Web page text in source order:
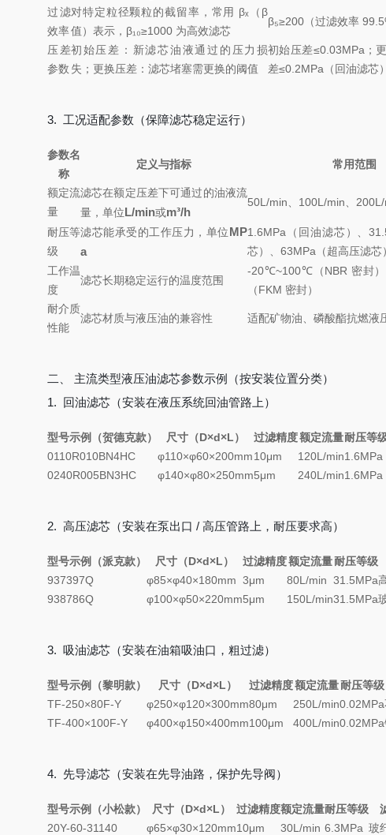
过滤
效率
对特定粒径颗粒的截留率，常用 βₓ（β
值）表示，β₁₀≥1000 为高效滤芯
β₅≥200（过滤效率
压差
参数
初始压差：新滤芯油液通过的压力损
失；更换压差：滤芯堵塞需更换的阈值
初始压差≤0.03MPa；
差≤0.2MPa（回油滤芯）
3. 工况适配参数（保障滤芯稳定运行）
参数名
称
定义与指标 常用范围
额定流
量
滤芯在额定压差下可通过的油液流
量，单位L/min或m³/h
50L/min、100L/min、200L/
耐压等
级
滤芯能承受的工作压力，单位MP
a
1.6MPa（回油滤芯）、
芯）、63MPa（超高压滤芯）
工作温
度
滤芯长期稳定运行的温度范围
-20℃~100℃（NBR 密封
（FKM 密封）
耐介质
性能
滤芯材质与液压油的兼容性 适配矿物油、磷酸酯抗燃液
二、 主流类型液压油滤芯参数示例（按安装位置分类）
1. 回油滤芯（安装在液压系统回油管路上）
型号示例（贺德克款） 尺寸（D×d×L） 过滤精度额定流量耐压等
0110R010BN4HC
φ110×φ60×200mm10μm 120L/min1.6MPa
0240R005BN3HC
φ140×φ80×250mm5μm 240L/min1.6MPa
2. 高压滤芯（安装在泵出口 / 高压管路上，耐压要求高）
型号示例（派克款） 尺寸（D×d×L） 过滤精度额定流量耐压等级
937397Q
φ85×φ40×180mm 3μm 80L/min 31.5MPa
938786Q
φ100×φ50×220mm5μm 150L/min31.5MPa
3. 吸油滤芯（安装在油箱吸油口，粗过滤）
型号示例（黎明款） 尺寸（D×d×L） 过滤精度额定流量耐压等级
TF-250×80F-Y
φ250×φ120×300mm80μm 250L/min0.02MPa
TF-400×100F-Y
φ400×φ150×400mm100μm 400L/min0.02MPa
4. 先导滤芯（安装在先导油路，保护先导阀）
型号示例（小松款） 尺寸（D×d×L） 过滤精度额定流量耐压等级
20Y-60-31140
φ65×φ30×120mm10μm 30L/min 6.3MPa 玻